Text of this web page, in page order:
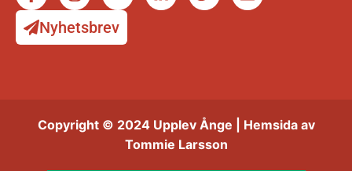
Nyhetsbrev
Copyright © 2024 Upplev Ånge | Hemsida av
Tommie Larsson